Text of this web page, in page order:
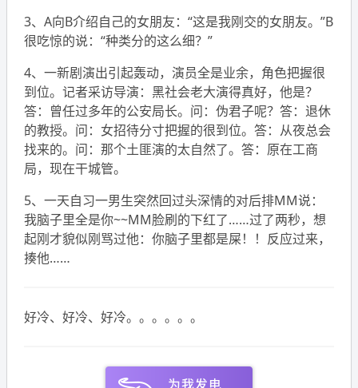
3、A向B介绍自己的女朋友：“这是我刚交的女朋友。”B
很吃惊的说：“种类分的这么细？”
4、一新剧演出引起轰动，演员全是业余，角色把握很
到位。记者采访导演：黑社会老大演得真好，他是？
答：曾任过多年的公安局长。问：伪君子呢？答：退休
的教授。问：女招待分寸把握的很到位。答：从夜总会
找来的。问：那个土匪演的太自然了。答：原在工商
局，现在干城管。
5、一天自习一男生突然回过头深情的对后排MM说：
我脑子里全是你~~MM脸刷的下红了……过了两秒，想
起刚才貌似刚骂过他：你脑子里都是屎！！反应过来，
揍他……
好冷、好冷、好冷。。。。。。